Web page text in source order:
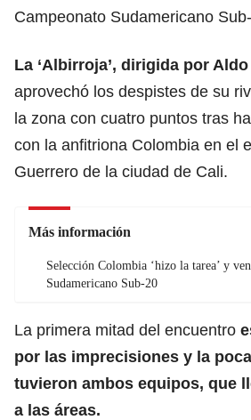
Campeonato Sudamericano
La ‘Albirroja’, dirigida por
aprovechó los despistes de su
la zona con cuatro puntos tras
con la anfitriona Colombia en el
Guerrero de la ciudad de Cali.
Más información
Selección Colombia ‘hizo la tarea’ y
Sudamericano Sub-20
La primera mitad del encuentro
por las imprecisiones y la
tuvieron ambos equipos, que
a las áreas.